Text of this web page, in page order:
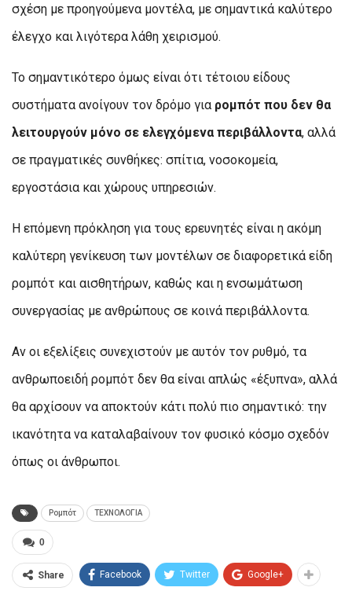
σχέση με προηγούμενα μοντέλα, με σημαντικά καλύτερο
έλεγχο και λιγότερα λάθη χειρισμού.
Το σημαντικότερο όμως είναι ότι τέτοιου είδους
συστήματα ανοίγουν τον δρόμο για ρομπότ που δεν θα
λειτουργούν μόνο σε ελεγχόμενα περιβάλλοντα, αλλά
σε πραγματικές συνθήκες: σπίτια, νοσοκομεία,
εργοστάσια και χώρους υπηρεσιών.
Η επόμενη πρόκληση για τους ερευνητές είναι η ακόμη
καλύτερη γενίκευση των μοντέλων σε διαφορετικά είδη
ρομπότ και αισθητήρων, καθώς και η ενσωμάτωση
συνεργασίας με ανθρώπους σε κοινά περιβάλλοντα.
Αν οι εξελίξεις συνεχιστούν με αυτόν τον ρυθμό, τα
ανθρωποειδή ρομπότ δεν θα είναι απλώς «έξυπνα», αλλά
θα αρχίσουν να αποκτούν κάτι πολύ πιο σημαντικό: την
ικανότητα να καταλαβαίνουν τον φυσικό κόσμο σχεδόν
όπως οι άνθρωποι.
Ρομπότ ΤΕΧΝΟΛΟΓΙΑ
0
Share Facebook Twitter Google+